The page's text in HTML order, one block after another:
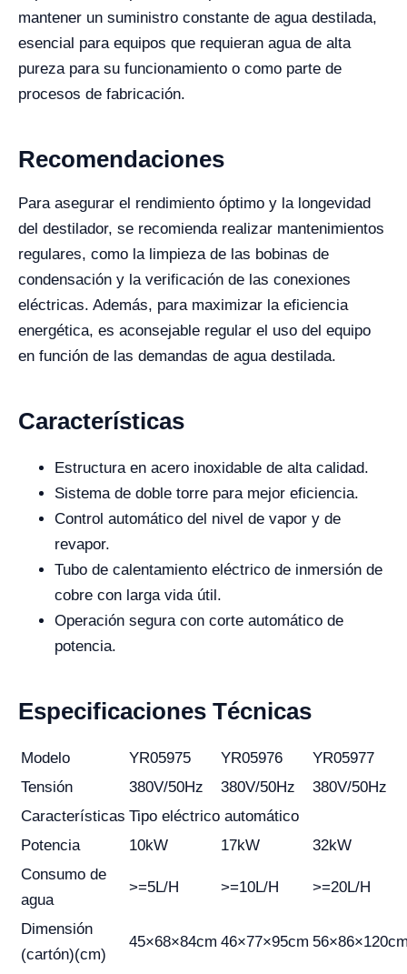
mantener un suministro constante de agua destilada,
esencial para equipos que requieran agua de alta
pureza para su funcionamiento o como parte de
procesos de fabricación.
Recomendaciones
Para asegurar el rendimiento óptimo y la longevidad
del destilador, se recomienda realizar mantenimientos
regulares, como la limpieza de las bobinas de
condensación y la verificación de las conexiones
eléctricas. Además, para maximizar la eficiencia
energética, es aconsejable regular el uso del equipo
en función de las demandas de agua destilada.
Características
Estructura en acero inoxidable de alta calidad.
Sistema de doble torre para mejor eficiencia.
Control automático del nivel de vapor y de
revapor.
Tubo de calentamiento eléctrico de inmersión de
cobre con larga vida útil.
Operación segura con corte automático de
potencia.
Especificaciones Técnicas
Modelo YR05975 YR05976
YR05977
Tensión
380V/50Hz 380V/50Hz
380V/50Hz
Características Tipo eléctrico automático
Potencia
10kW 17kW
32kW
Consumo de
agua
>=5L/H >=10L/H >=20L/H
Dimensión
(cartón)(cm)
45×68×84cm 46×77×95cm